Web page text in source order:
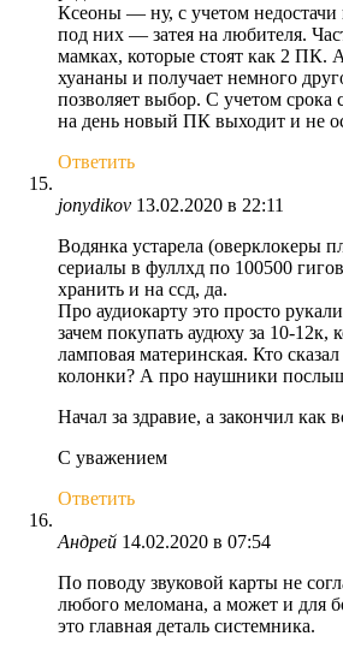
Ксеоны — ну, с учетом
под них — затея на любителя.
мамках, которые стоят как 2 ПК.
хуананы и получает немного
позволяет выбор. С учетом срока
на день новый ПК выходит и не
Ответить
jonydikov 13.02.2020 в 22:11
Водянка устарела (оверклокеры
сериалы в фуллхд по 100500
хранить и на ссд, да.
Про аудиокарту это просто
зачем покупать аудюху за 10-12к,
ламповая материнская. Кто
колонки? А про наушники
Начал за здравие, а закончил как
С уважением
Ответить
Андрей 14.02.2020 в 07:54
По поводу звуковой карты не
любого меломана, а может и для
это главная деталь системника.